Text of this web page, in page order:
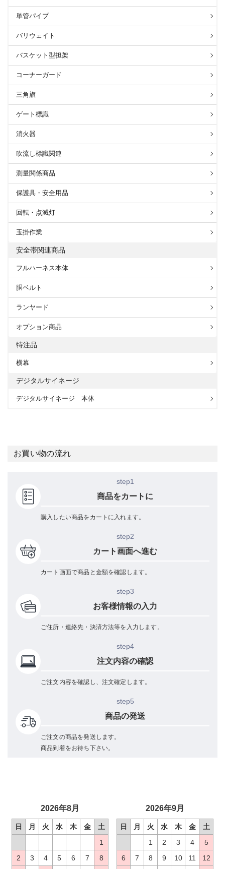
単管パイプ
バリウェイト
バスケット型担架
コーナーガード
三角旗
ゲート標識
消火器
吹流し標識関連
測量関係商品
保護具・安全用品
回転・点滅灯
玉掛作業
安全帯関連商品
フルハーネス本体
胴ベルト
ランヤード
オプション商品
特注品
横幕
デジタルサイネージ
デジタルサイネージ 本体
お買い物の流れ
step1
商品をカートに
購入したい商品をカートに入れます。
step2
カート画面へ進む
カート画面で商品と金額を確認します。
step3
お客様情報の入力
ご住所・連絡先・決済方法等を入力します。
step4
注文内容の確認
ご注文内容を確認し、注文確定します。
step5
商品の発送
ご注文の商品を発送します。
商品到着をお待ち下さい。
2026年8月
日 月 火 水 木 金
土
1
2
3 4 5 6 7
8
2026年9月
日 月 火 水 木 金
土
1
2 3 4
5
6
7 8 9 10 11
12